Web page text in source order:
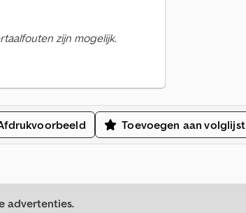
zijn mogelijk.
Toevoegen aan volglijst
advertenties.